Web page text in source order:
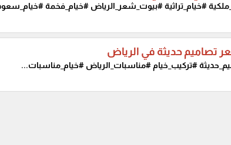
#خيام_تراثية #بيوت_شعر_الرياض #خيام_فخمة
تصاميم حديثة في الرياض
#تركيب_خيام #مناسبات_الرياض #خيام_مناسبات...